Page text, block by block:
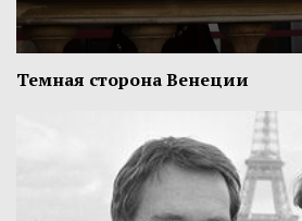
Темная сторона Венеции